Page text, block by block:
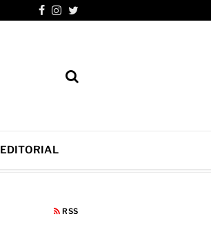
EDITORIAL
RSS